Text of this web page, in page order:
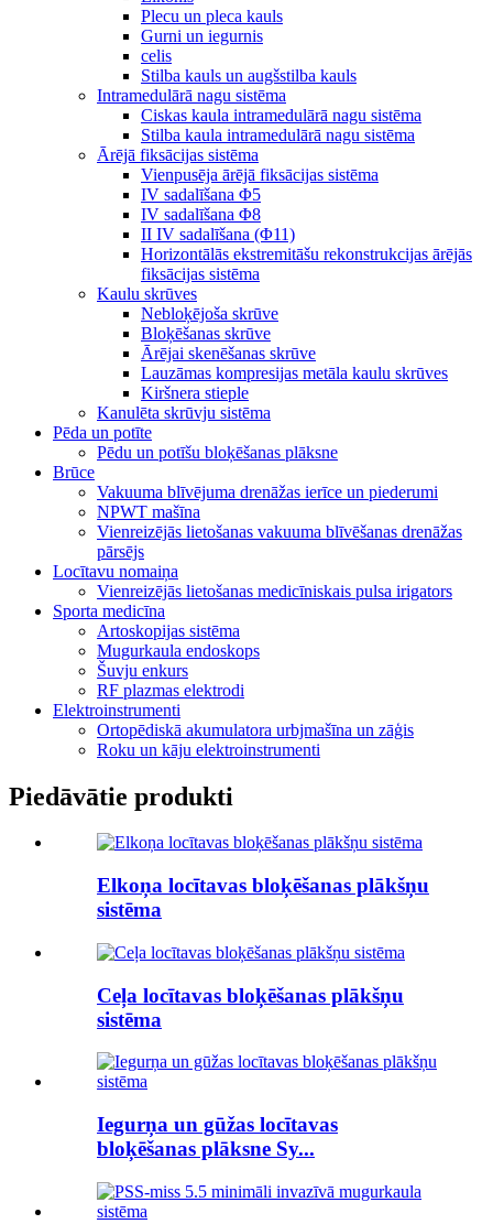
Plecu un pleca kauls
Gurni un iegurnis
celis
Stilba kauls un augšstilba kauls
Intramedulārā nagu sistēma
Ciskas kaula intramedulārā nagu sistēma
Stilba kaula intramedulārā nagu sistēma
Ārējā fiksācijas sistēma
Vienpusēja ārējā fiksācijas sistēma
IV sadalīšana Φ5
IV sadalīšana Φ8
II IV sadalīšana (Φ11)
Horizontālās ekstremitāšu rekonstrukcijas ārējās
fiksācijas sistēma
Kaulu skrūves
Nebloķējoša skrūve
Bloķēšanas skrūve
Ārējai skenēšanas skrūve
Lauzāmas kompresijas metāla kaulu skrūves
Kiršnera stieple
Kanulēta skrūvju sistēma
Pēda un potīte
Pēdu un potīšu bloķēšanas plāksne
Brūce
Vakuuma blīvējuma drenāžas ierīce un piederumi
NPWT mašīna
Vienreizējās lietošanas vakuuma blīvēšanas drenāžas
pārsējs
Locītavu nomaiņa
Vienreizējās lietošanas medicīniskais pulsa irigators
Sporta medicīna
Artoskopijas sistēma
Mugurkaula endoskops
Šuvju enkurs
RF plazmas elektrodi
Elektroinstrumenti
Ortopēdiskā akumulatora urbjmašīna un zāģis
Roku un kāju elektroinstrumenti
Piedāvātie produkti
Elkoņa locītavas bloķēšanas plākšņu
sistēma
Ceļa locītavas bloķēšanas plākšņu
sistēma
Iegurņa un gūžas locītavas
bloķēšanas plāksne Sy...